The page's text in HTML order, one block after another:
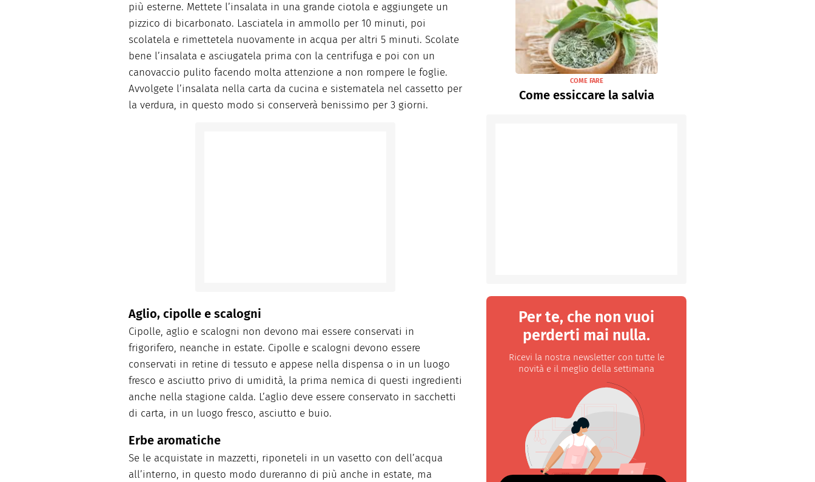
più esterne. Mettete l’insalata in una grande ciotola e aggiungete un
pizzico di bicarbonato. Lasciatela in ammollo per 10 minuti, poi
scolatela e rimettetela nuovamente in acqua per altri 5 minuti. Scolate
bene l’insalata e asciugatela prima con la centrifuga e poi con un
canovaccio pulito facendo molta attenzione a non rompere le foglie.
Avvolgete l’insalata nella carta da cucina e sistematela nel cassetto per
la verdura, in questo modo si conserverà benissimo per 3 giorni.
Aglio, cipolle e scalogni
Cipolle, aglio e scalogni non devono mai essere conservati in
frigorifero, neanche in estate. Cipolle e scalogni devono essere
conservati in retine di tessuto e appese nella dispensa o in un luogo
fresco e asciutto privo di umidità, la prima nemica di questi ingredienti
anche nella stagione calda. L’aglio deve essere conservato in sacchetti
di carta, in un luogo fresco, asciutto e buio.
Erbe aromatiche
Se le acquistate in mazzetti, riponeteli in un vasetto con dell’acqua
all’interno, in questo modo dureranno di più anche in estate, ma
COME FARE
Come essiccare la salvia
Per te, che non vuoi
perderti mai nulla.
Ricevi la nostra newsletter con tutte le
novità e il meglio della settimana